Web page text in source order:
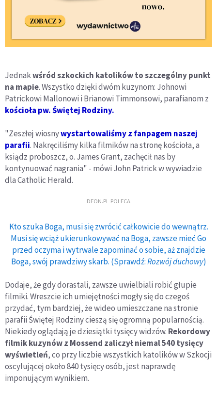
Jednakwśród szkockich katolików to szczególny punkt
na mapie. Wszystko dzięki dwóm kuzynom: Johnowi
Patrickowi Mallonowi i Brianowi Timmonsowi, parafianom z
kościoła pw. Świętej Rodziny.
"Zeszłej wiosnywystartowaliśmy z fanpagem naszej
parafii. Nakręciliśmy kilka filmików na stronę kościoła, a
ksiądz proboszcz, o. James Grant, zachęcił nas by
kontynuować nagrania" - mówi John Patrick w wywiadzie
dla Catholic Herald.
DEON.PL POLECA
Kto szuka Boga, musi się zwrócić całkowicie do wewnątrz.
Musi się wciąż ukierunkowywać na Boga, zawsze mieć Go
przed oczyma i wytrwale zapominać o sobie, aż znajdzie
Boga, swój prawdziwy skarb. (Sprawdź:Rozwój duchowy)
Dodaje, że gdy dorastali, zawsze uwielbiali robić głupie
filmiki. Wreszcie ich umiejętności mogły się do czegoś
przydać, tym bardziej, że wideo umieszczane na stronie
parafii Świętej Rodziny cieszą się ogromną popularnością.
Niekiedy oglądają je dziesiątki tysięcy widzów. Rekordowy
filmik kuzynów z Mossend zaliczył niemal 540 tysięcy
wyświetleń, co przy liczbie wszystkich katolików w Szkocji
oscylującej około 840 tysięcy osób, jest naprawdę
imponującym wynikiem.